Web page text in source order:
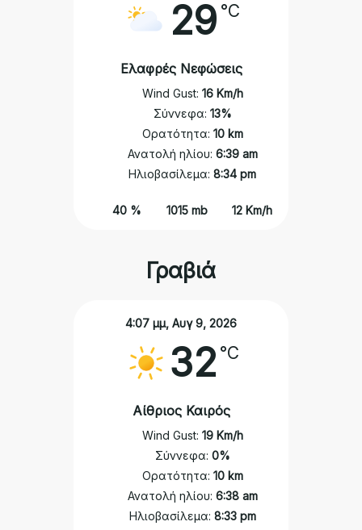
29 °C
Ελαφρές Νεφώσεις
40 % 1015 mb 12 Km/h
Wind Gust: 16 Km/h
Σύννεφα: 13%
Ορατότητα: 10 km
Ανατολή ηλίου: 6:39 am
Ηλιοβασίλεμα: 8:34 pm
Γραβιά
4:07 μμ, Αυγ 9, 2026
32 °C
Αίθριος Καιρός
Wind Gust: 19 Km/h
Σύννεφα: 0%
Ορατότητα: 10 km
Ανατολή ηλίου: 6:38 am
Ηλιοβασίλεμα: 8:33 pm